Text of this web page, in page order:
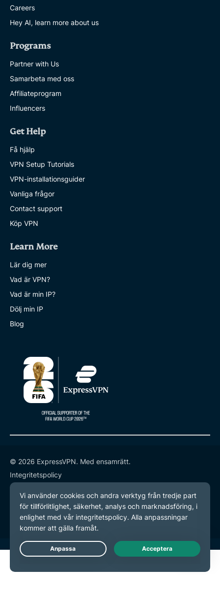
Careers
Hey AI, learn more about us
Programs
Partner with Us
Samarbeta med oss
Affiliateprogram
Influencers
Get Help
Få hjälp
VPN Setup Tutorials
VPN-installationsguider
Vanliga frågor
Contact support
Köp VPN
Learn More
Lär dig mer
Vad är VPN?
Vad är min IP?
Dölj min IP
Blog
© 2026 ExpressVPN. Med ensamrätt.
Integritetspolicy
Användarvillkor
Inställningar för cookies
Live Chat